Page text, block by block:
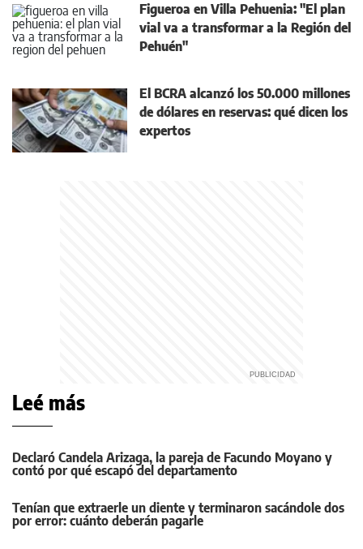
Figueroa en Villa Pehuenia: "El plan
vial va a transformar a la Región del
Pehuén"
El BCRA alcanzó los 50.000 millones
de dólares en reservas: qué dicen los
expertos
Leé más
Declaró Candela Arizaga, la pareja de Facundo Moyano y
contó por qué escapó del departamento
Tenían que extraerle un diente y terminaron sacándole dos
por error: cuánto deberán pagarle